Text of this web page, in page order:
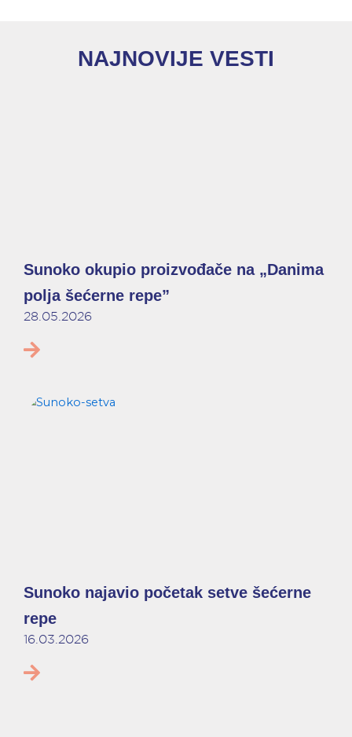
NAJNOVIJE VESTI
Sunoko okupio proizvođače na „Danima
polja šećerne repe”
28.05.2026
Sunoko najavio početak setve šećerne
repe
16.03.2026